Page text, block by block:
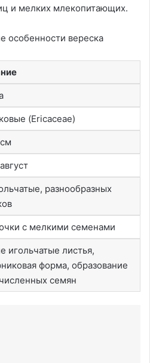
и мелких млекопитающих.
особенности вереска
(Ericaceae)
разнообразных
с мелкими семенами
игольчатые листья,
форма, образование
семян